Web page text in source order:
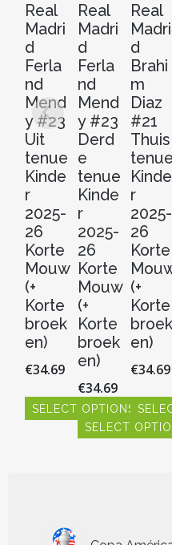
Real
Madri
d
Ferla
nd
Mend
y #23
Uit
tenue
Kinde
r
2025-
26
Korte
Mouw
(+
Korte
broek
en)
€34.69
SELECT OPTIONS
Real
Madri
d
Ferla
nd
Mend
y #23
Derd
e
tenue
Kinde
r
2025-
26
Korte
Mouw
(+
Korte
broek
en)
€34.69
SELECT
Real
Madri
d
Brahi
m
Diaz
#21
Thuis
tenue
Kinde
r
2025-
26
Korte
(+
Korte
broek
en)
€34.69
Dit